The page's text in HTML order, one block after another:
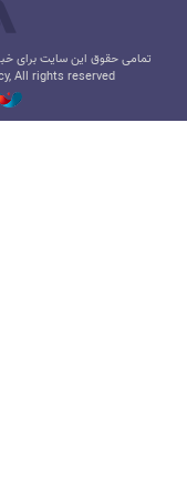
تمامی حقوق این سایت برای
All rights reserved